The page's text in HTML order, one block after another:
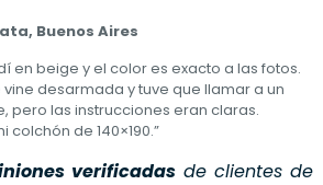
Buenos Aires
en beige y el color es exacto a las fotos.
desarmada y tuve que llamar a un
pero las instrucciones eran claras.
de 140×190.”
verificadasde clientes de